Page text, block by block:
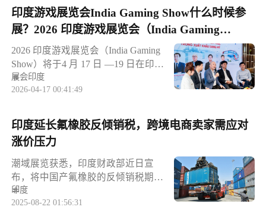
家，需要重点关注汇率变化，卢比大
幅波动会直接影响印度采购商的进口
做好风险预案。中性货币政策下，印
度市场不会出现强刺激式爆发，整体
属于稳健增长行情，卖家不宜盲目激
进备货。地缘、气候带来的通
率稳定在6%至7.1%区间。高免税回报
大幅提升海外美元资金流入意愿，让
印度金融市场外币储备持续扩容，有
效缓解以往跨境贸易中外汇短缺、结
算卡顿的痛点，为跨境电商行业打通
资金流通通道。利好跨境卖家，收付
印度跨境贸易营商环境，后续中小跨
境卖家入局印度市场的资金门槛、结
市场的发展活力将持续释放。
窄，区域市场权重正在重新洗牌。细
分数据来看，5 月印度自美国进口同
比暴涨近 55%，但对美出口规模基本
维持不变，双边贸易顺差从去年同期
78.74 亿美元缩水至 61.48 亿美元，欧
美市场盈利空间持续压缩。与之形成
鲜明对比的是亚非市场全面爆发，成
长在亚洲、非洲市场，印度贸易收获
亮眼成绩，多个国家成功扭转贸易赤
字局面。其中对新加坡、南非贸易实
现逆差转正，当期顺差分别达到 6.65
亿美元、4.92 亿美元。部分新兴市场
增长势头尤为惊人：印度对坦桑尼亚
印度游戏展览会India Gaming Show什么时候参
展？2026 印度游戏展览会（India Gaming
Show）全流程参展攻略！
2026 印度游戏展览会（India Gaming
Show）将于4 月 17 日 —19 日在印度
钦奈贸易中心（CTC Complex,
Nandambakkam, Chennai 600 089）举
会主办，一年一届，展览面积约 6000
平方米，预计汇聚 250 家展商与 3000
名专业观众，是深耕印度及南亚游戏
市场、对接全球产业链的核心平台。
本攻略覆盖前期筹备、展位选择、展
品物流、现场执行、商务对接、出行
安全全环节，助力企业高效参展、精
展会印度
2026-04-17 00:41:49
印度延长氟橡胶反倾销税，跨境电商卖家需应对
涨价压力
潮域展览获悉，印度财政部近日宣
布，将中国产氟橡胶的反倾销税期限
延长至 2026 年 2 月 26 日，涉及海关
税号 39045090 等品类。这一政策延续
印度
2025-08-22 01:56:31